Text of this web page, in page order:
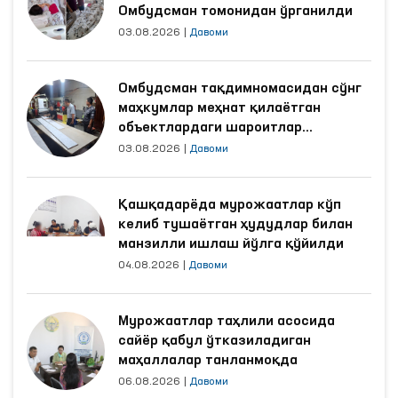
Омбудсман томонидан ўрганилди
03.08.2026 Давоми
Омбудсман тақдимномасидан сўнг
маҳкумлар меҳнат қилаётган
объектлардаги шароитлар
яхшиланди
03.08.2026 Давоми
Қашқадарёда мурожаатлар кўп
келиб тушаётган ҳудудлар билан
манзилли ишлаш йўлга қўйилди
04.08.2026 Давоми
Мурожаатлар таҳлили асосида
сайёр қабул ўтказиладиган
маҳаллалар танланмоқда
06.08.2026 Давоми